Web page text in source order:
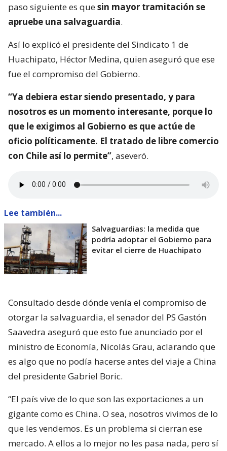
paso siguiente es quesin mayor tramitación se
apruebe una salvaguardia.
Así lo explicó el presidente del Sindicato 1 de
Huachipato, Héctor Medina, quien aseguró que ese
fue el compromiso del Gobierno.
“Ya debiera estar siendo presentado, y para
nosotros es un momento interesante, porque lo
que le exigimos al Gobierno es que actúe de
oficio políticamente. El tratado de libre comercio
con Chile así lo permite”, aseveró.
Lee también...
Salvaguardias: la medida que
podría adoptar el Gobierno para
evitar el cierre de Huachipato
Consultado desde dónde venía el compromiso de
otorgar la salvaguardia, el senador del PS Gastón
Saavedra aseguró que esto fue anunciado por el
ministro de Economía, Nicolás Grau, aclarando que
es algo que no podía hacerse antes del viaje a China
del presidente Gabriel Boric.
“El país vive de lo que son las exportaciones a un
gigante como es China. O sea, nosotros vivimos de lo
que les vendemos. Es un problema si cierran ese
mercado. A ellos a lo mejor no les pasa nada, pero sí